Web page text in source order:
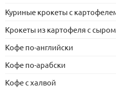
Куриные крокеты с
Крокеты из картофеля с
Кофе по-английски
Кофе по-арабски
Кофе с халвой